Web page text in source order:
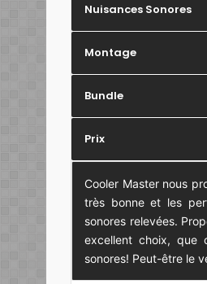
Nuisances Sonores
Montage
Bundle
Prix
Cooler Master nous
très bonne et les
sonores relevées.
excellent choix, que
sonores! Peut-être le